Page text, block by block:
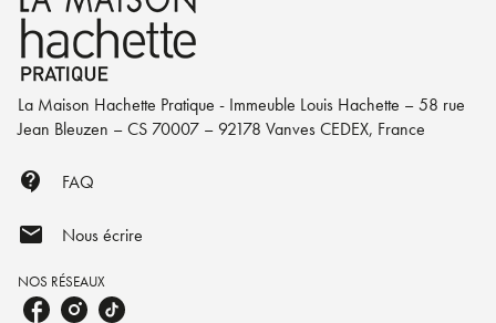
La Maison Hachette Pratique - Immeuble Louis Hachette – 58 rue
Jean Bleuzen – CS 70007 – 92178 Vanves CEDEX, France
contact_support FAQ
mail Nous écrire
NOS RÉSEAUX